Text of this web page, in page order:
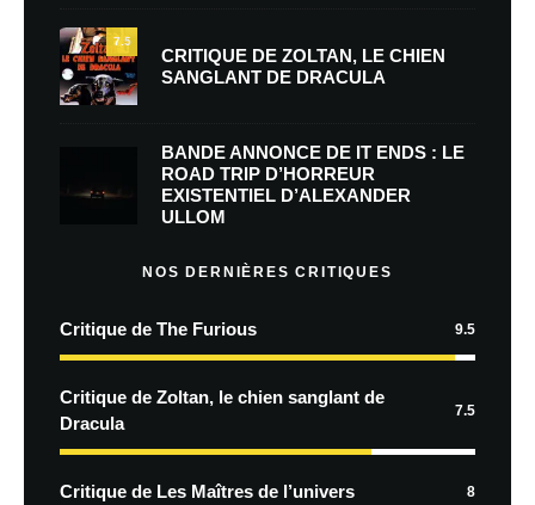
7.5
CRITIQUE DE ZOLTAN, LE CHIEN
SANGLANT DE DRACULA
BANDE ANNONCE DE IT ENDS : LE
ROAD TRIP D’HORREUR
EXISTENTIEL D’ALEXANDER
ULLOM
NOS DERNIÈRES CRITIQUES
Critique de The Furious 9.5
Critique de Zoltan, le chien sanglant de
Dracula
7.5
Critique de Les Maîtres de l’univers 8